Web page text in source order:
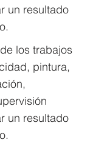
un resultado
los trabajos
pintura,
un resultado